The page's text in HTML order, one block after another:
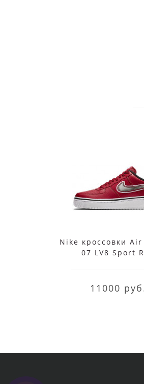
Nike кроссовки Air
07 LV8 Sport
11000